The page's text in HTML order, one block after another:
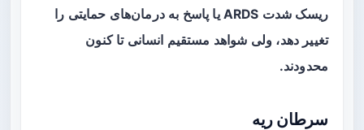
ریسک شدت ARDS یا پاسخ به درمان‌های حمایتی را
تغییر دهد، ولی شواهد مستقیم انسانی تا کنون
محدودند.
سرطان ریه